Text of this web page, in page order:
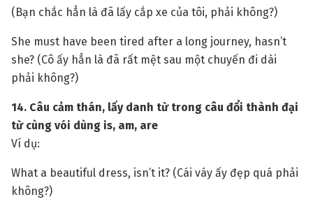
(Bạn chắc hẳn là đã lấy cắp xe của tôi, phải không?)
She must have been tired after a long journey, hasn’t
she? (Cô ấy hẳn là đã rất mệt sau một chuyến đi dài
phải không?)
14. Câu cảm thán, lấy danh từ trong câu đổi thành đại
từ cùng vói dùng is, am, are
Ví dụ:
What a beautiful dress, isn’t it? (Cái váy ấy đẹp quá phải
không?)